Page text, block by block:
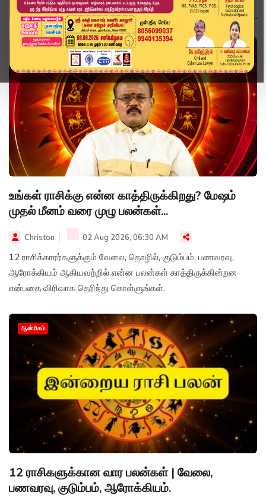
உங்கள் ராசிக்கு என்ன காத்திருக்கிறது? மேஷம்
முதல் மீனம் வரை முழு பலன்கள்...
Christon 02 Aug 2026, 06:30 AM
12 ராசிக்காரர்களுக்கும் வேலை, தொழில், குடும்பம், பணவரவு,
ஆரோக்கியம் ஆகியவற்றில் என்ன பலன்கள் காத்திருக்கின்றன
என்பதை விரிவாக தெரிந்து கொள்ளுங்கள்.
ஆன்மிகம்
12 ராசிகளுக்கான வார பலன்கள் | வேலை,
பணவரவு, குடும்பம், ஆரோக்கியம்.